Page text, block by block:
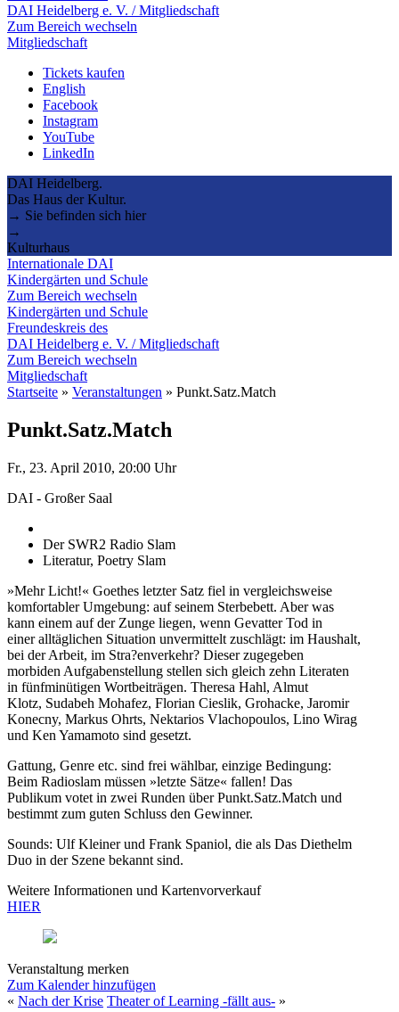
DAI Heidelberg e. V. / Mitgliedschaft
Zum Bereich wechseln
Mitgliedschaft
Tickets kaufen
English
Facebook
Instagram
YouTube
LinkedIn
DAI Heidelberg.
Das Haus der Kultur.
→ Sie befinden sich hier
→
Kulturhaus
Internationale DAI
Kindergärten und Schule
Zum Bereich wechseln
Kindergärten und Schule
Freundeskreis des
DAI Heidelberg e. V. / Mitgliedschaft
Zum Bereich wechseln
Mitgliedschaft
Startseite » Veranstaltungen » Punkt.Satz.Match
Punkt.Satz.Match
Fr., 23. April 2010, 20:00 Uhr
DAI - Großer Saal
Der SWR2 Radio Slam
Literatur, Poetry Slam
»Mehr Licht!« Goethes letzter Satz fiel in vergleichsweise
komfortabler Umgebung: auf seinem Sterbebett. Aber was
kann einem auf der Zunge liegen, wenn Gevatter Tod in
einer alltäglichen Situation unvermittelt zuschlägt: im Haushalt,
bei der Arbeit, im Stra?enverkehr? Dieser zugegeben
morbiden Aufgabenstellung stellen sich gleich zehn Literaten
in fünfminütigen Wortbeiträgen. Theresa Hahl, Almut
Klotz, Sudabeh Mohafez, Florian Cieslik, Grohacke, Jaromir
Konecny, Markus Ohrts, Nektarios Vlachopoulos, Lino Wirag
und Ken Yamamoto sind gesetzt.
Gattung, Genre etc. sind frei wählbar, einzige Bedingung:
Beim Radioslam müssen »letzte Sätze« fallen! Das
Publikum votet in zwei Runden über Punkt.Satz.Match und
bestimmt zum guten Schluss den Gewinner.
Sounds: Ulf Kleiner und Frank Spaniol, die als Das Diethelm
Duo in der Szene bekannt sind.
Weitere Informationen und Kartenvorverkauf
HIER
Veranstaltung merken
Zum Kalender hinzufügen
« Nach der Krise Theater of Learning -fällt aus- »